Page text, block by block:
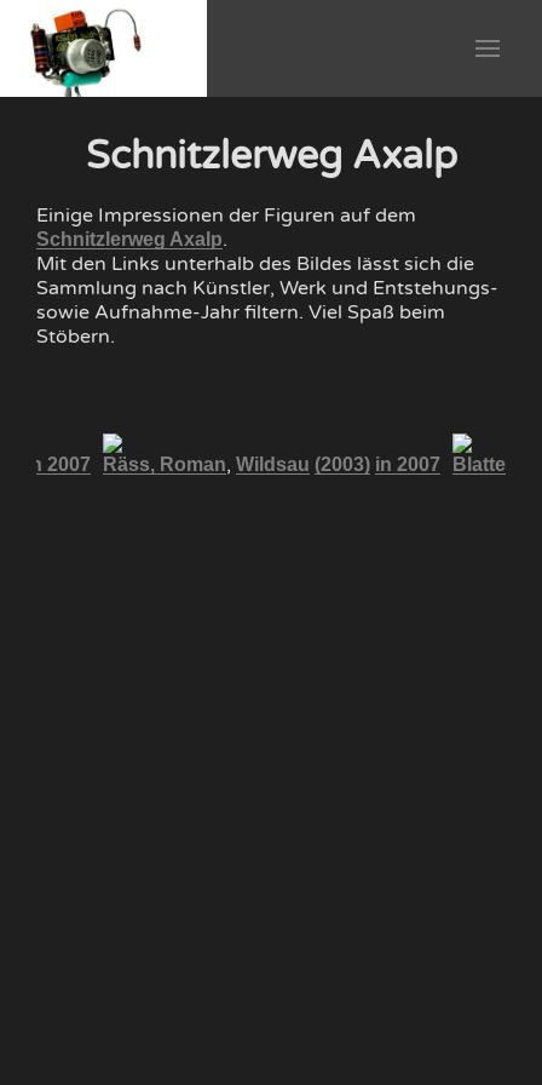
Schnitzlerweg Axalp
Einige Impressionen der Figuren auf dem
Schnitzlerweg Axalp.
Mit den Links unterhalb des Bildes lässt sich die
Sammlung nach Künstler, Werk und Entstehungs-
sowie Aufnahme-Jahr filtern. Viel Spaß beim
Stöbern.
in 2007 Räss, Roman, Wildsau (2003) in 2007 Blatter,